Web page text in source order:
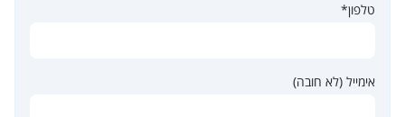
טלפון*
אימייל (לא חובה)